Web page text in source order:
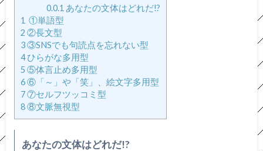
0.0.1 あなたの文体はどれだ!?
1 ①単語型
2 ②長文型
3③SNSでも句読点を忘れない型
4ひらがな多用型
5 ⑤体言止め多用型
6⑥「～」や「笑」、絵文字多用型
7⑦セルフツッコミ型
8⑧文脈無視型
あなたの文体はどれだ!?